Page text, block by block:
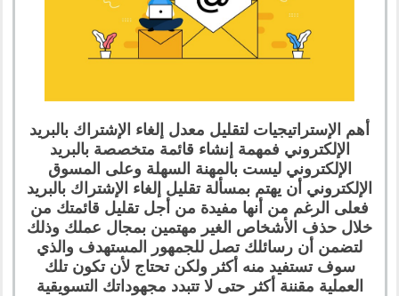
أهم الإستراتيجيات لتقليل معدل إلغاء الإشتراك بالبريد
الإلكتروني فمهمة إنشاء قائمة متخصصة بالبريد
الإلكتروني ليست بالمهنة السهلة وعلى المسوق
الإلكتروني أن يهتم بمسألة تقليل إلغاء الإشتراك بالبريد
فعلى الرغم من أنها مفيدة من أجل تقليل قائمتك من
خلال حذف الأشخاص الغير مهتمين بمجال عملك وذلك
لتضمن أن رسائلك تصل للجمهور المستهدف والذي
سوف تستفيد منه أكثر ولكن تحتاج لأن تكون تلك
العملية مقننة أكثر حتى لا تتبدد مجهوداتك التسويقية